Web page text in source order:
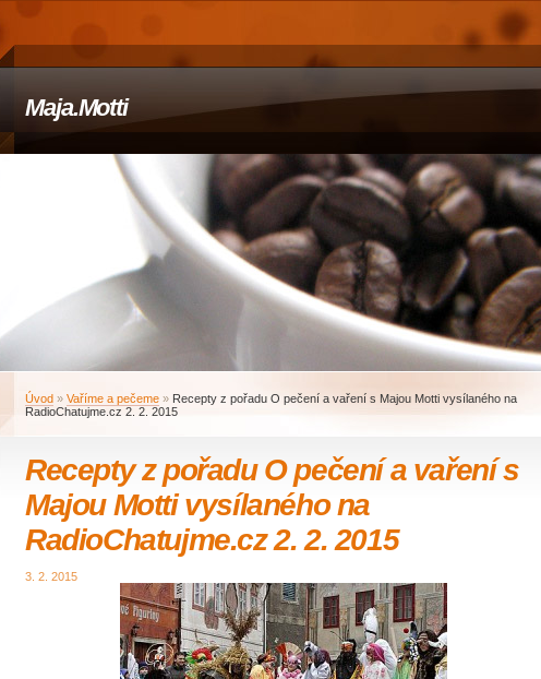
Maja.Motti
Úvod » Vaříme a pečeme » Recepty z pořadu O pečení a vaření s Majou Motti vysílaného na
RadioChatujme.cz 2. 2. 2015
Recepty z pořadu O pečení a vaření s
Majou Motti vysílaného na
RadioChatujme.cz 2. 2. 2015
3. 2. 2015